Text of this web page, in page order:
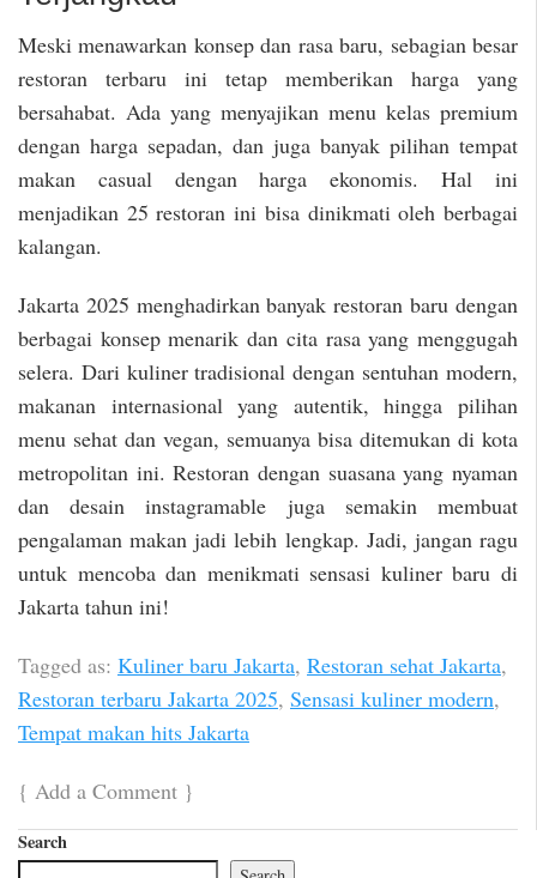
Meski menawarkan konsep dan rasa baru, sebagian besar
restoran terbaru ini tetap memberikan harga yang
bersahabat. Ada yang menyajikan menu kelas premium
dengan harga sepadan, dan juga banyak pilihan tempat
makan casual dengan harga ekonomis. Hal ini
menjadikan 25 restoran ini bisa dinikmati oleh berbagai
kalangan.
Jakarta 2025 menghadirkan banyak restoran baru dengan
berbagai konsep menarik dan cita rasa yang menggugah
selera. Dari kuliner tradisional dengan sentuhan modern,
makanan internasional yang autentik, hingga pilihan
menu sehat dan vegan, semuanya bisa ditemukan di kota
metropolitan ini. Restoran dengan suasana yang nyaman
dan desain instagramable juga semakin membuat
pengalaman makan jadi lebih lengkap. Jadi, jangan ragu
untuk mencoba dan menikmati sensasi kuliner baru di
Jakarta tahun ini!
Tagged as: Kuliner baru Jakarta, Restoran sehat Jakarta,
Restoran terbaru Jakarta 2025, Sensasi kuliner modern,
Tempat makan hits Jakarta
{ Add a Comment }
Search